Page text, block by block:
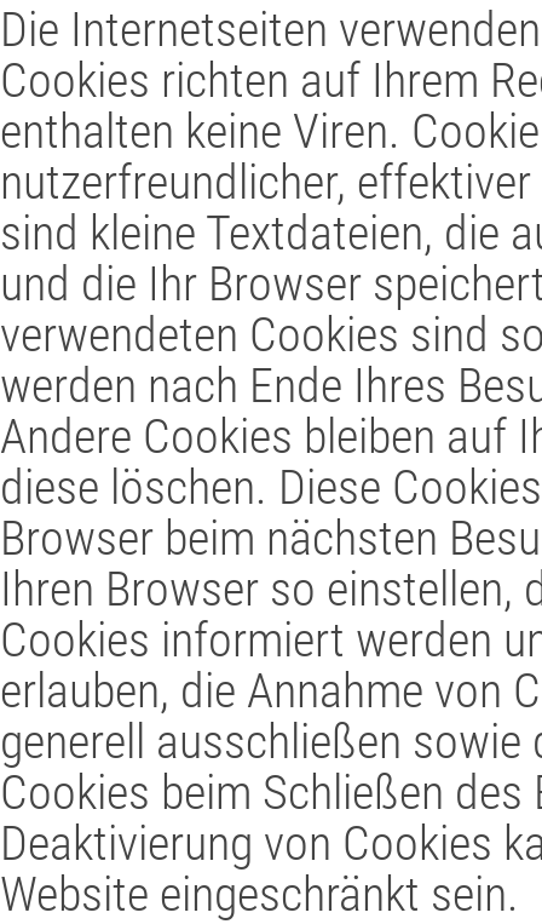
Die Internetseiten
Cookies richten auf Ihrem
enthalten keine Viren.
nutzerfreundlicher,
sind kleine Textdateien, die
und die Ihr Browser
verwendeten Cookies sind
werden nach Ende Ihres
Andere Cookies bleiben auf
diese löschen. Diese
Browser beim nächsten
Ihren Browser so einstellen,
Cookies informiert werden
erlauben, die Annahme von
generell ausschließen
Cookies beim Schließen
Deaktivierung von Cookies
Website eingeschränkt sein.